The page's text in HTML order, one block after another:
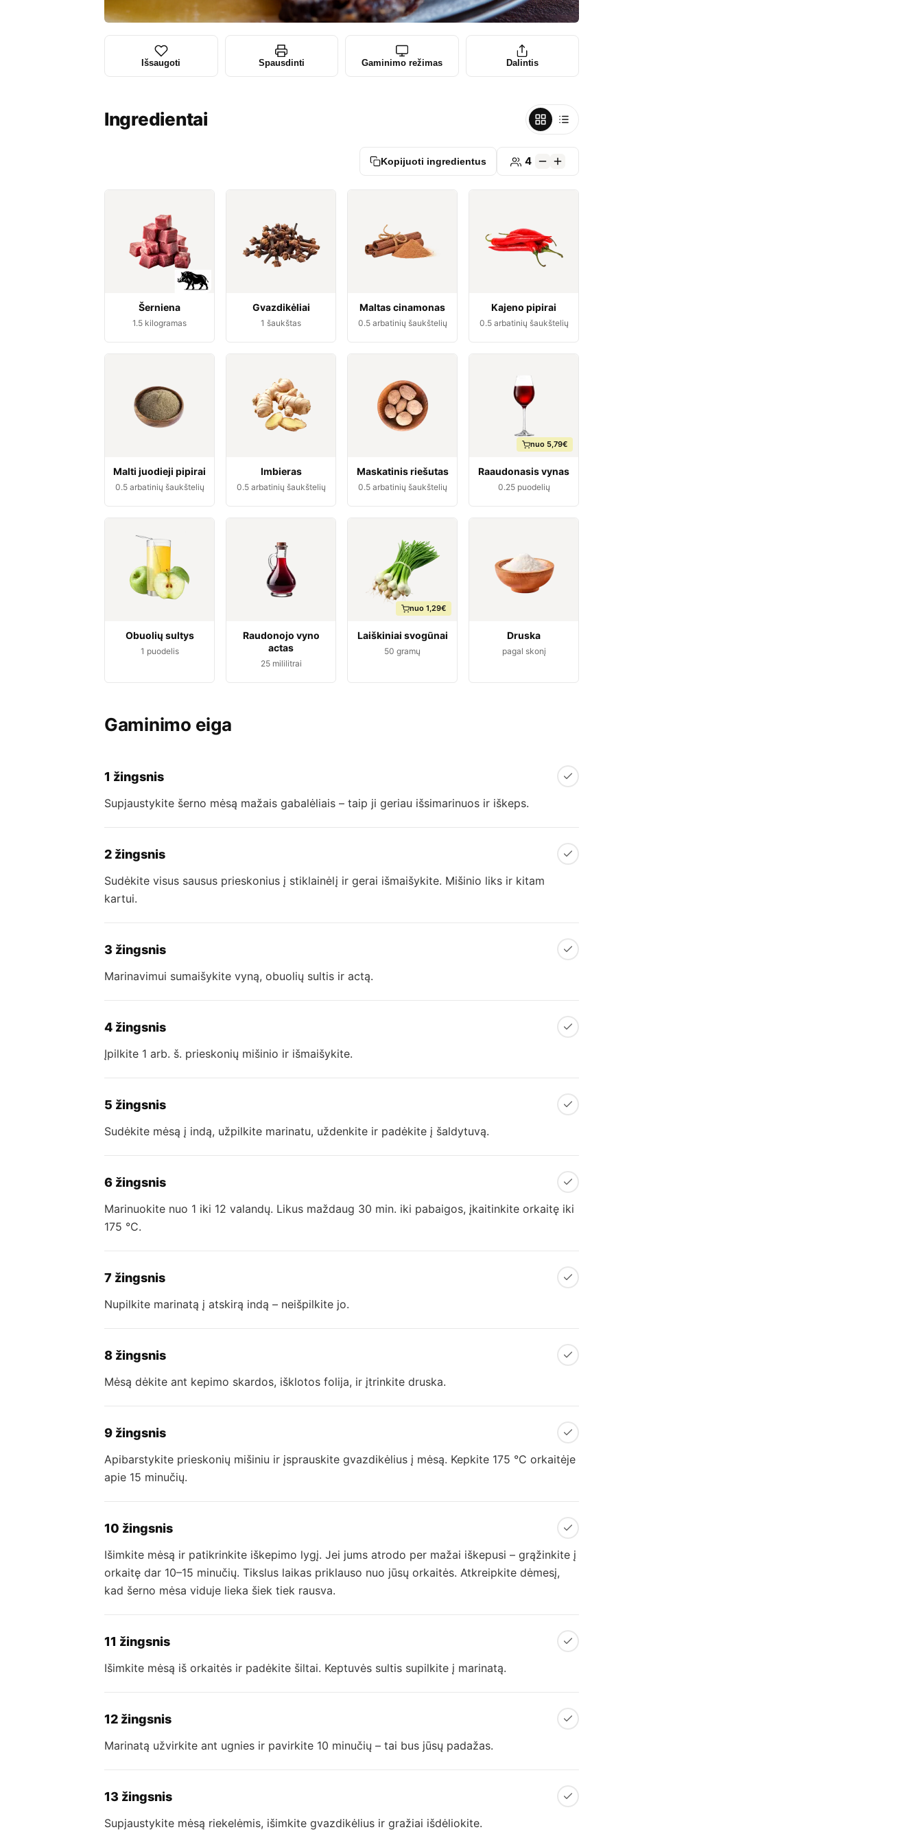
Išsaugoti Spausdinti Gaminimo režimas Dalintis
Ingredientai
Kopijuoti ingredientus 4
Šerniena
1.5 kilogramas
Gvazdikėliai
1 šaukštas
Maltas cinamonas
0.5 arbatinių šaukštelių
Kajeno pipirai
0.5 arbatinių šaukštelių
Malti juodieji pipirai
0.5 arbatinių šaukštelių
Imbieras
0.5 arbatinių šaukštelių
Maskatinis riešutas
0.5 arbatinių šaukštelių
nuo 5,79€
Raaudonasis vynas
0.25 puodelių
Obuolių sultys
1 puodelis
Raudonojo vyno
actas
25 mililitrai
nuo 1,29€
Laiškiniai svogūnai
50 gramų
Druska
pagal skonį
Gaminimo eiga
1 žingsnis
Supjaustykite šerno mėsą mažais gabalėliais – taip ji geriau išsimarinuos ir iškeps.
2 žingsnis
Sudėkite visus sausus prieskonius į stiklainėlį ir gerai išmaišykite. Mišinio liks ir kitam
kartui.
3 žingsnis
Marinavimui sumaišykite vyną, obuolių sultis ir actą.
4 žingsnis
Įpilkite 1 arb. š. prieskonių mišinio ir išmaišykite.
5 žingsnis
Sudėkite mėsą į indą, užpilkite marinatu, uždenkite ir padėkite į šaldytuvą.
6 žingsnis
Marinuokite nuo 1 iki 12 valandų. Likus maždaug 30 min. iki pabaigos, įkaitinkite orkaitę iki
175 °C.
7 žingsnis
Nupilkite marinatą į atskirą indą – neišpilkite jo.
8 žingsnis
Mėsą dėkite ant kepimo skardos, išklotos folija, ir įtrinkite druska.
9 žingsnis
Apibarstykite prieskonių mišiniu ir įsprauskite gvazdikėlius į mėsą. Kepkite 175 °C orkaitėje
apie 15 minučių.
10 žingsnis
Išimkite mėsą ir patikrinkite iškepimo lygį. Jei jums atrodo per mažai iškepusi – grąžinkite į
orkaitę dar 10–15 minučių. Tikslus laikas priklauso nuo jūsų orkaitės. Atkreipkite dėmesį,
kad šerno mėsa viduje lieka šiek tiek rausva.
11 žingsnis
Išimkite mėsą iš orkaitės ir padėkite šiltai. Keptuvės sultis supilkite į marinatą.
12 žingsnis
Marinatą užvirkite ant ugnies ir pavirkite 10 minučių – tai bus jūsų padažas.
13 žingsnis
Supjaustykite mėsą riekelėmis, išimkite gvazdikėlius ir gražiai išdėliokite.